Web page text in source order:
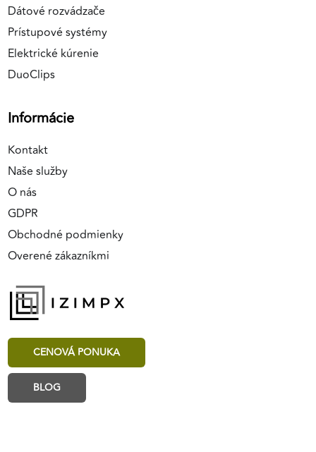
Dátové rozvádzače
Prístupové systémy
Elektrické kúrenie
DuoClips
Informácie
Kontakt
Naše služby
O nás
GDPR
Obchodné podmienky
Overené zákazníkmi
CENOVÁ PONUKA
BLOG